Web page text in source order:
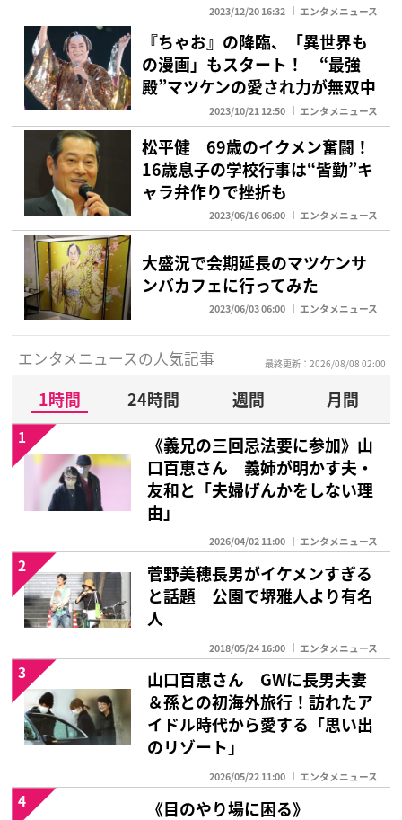
2023/12/20 16:32 エンタメニュース
『ちゃお』の降臨、「異世界も
の漫画」もスタート！ “最強
殿”マツケンの愛され力が無双中
2023/10/21 12:50 エンタメニュース
松平健 69歳のイクメン奮闘！
16歳息子の学校行事は“皆勤”キ
ャラ弁作りで挫折も
2023/06/16 06:00 エンタメニュース
大盛況で会期延長のマツケンサ
ンバカフェに行ってみた
2023/06/03 06:00 エンタメニュース
エンタメニュースの人気記事 最終更新：2026/08/08 02:00
1時間 24時間 週間
月間
《義兄の三回忌法要に参加》山
口百恵さん 義姉が明かす夫・
友和と「夫婦げんかをしない理
由」
2026/04/02 11:00 エンタメニュース
1
菅野美穂長男がイケメンすぎる
と話題 公園で堺雅人より有名
人
2018/05/24 16:00 エンタメニュース
2
山口百恵さん GWに長男夫妻
＆孫との初海外旅行！訪れたア
イドル時代から愛する「思い出
のリゾート」
2026/05/22 11:00 エンタメニュース
3
《目のやり場に困る》
4